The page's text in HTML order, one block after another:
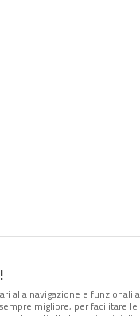
alla navigazione e funzionali
migliore, per facilitare